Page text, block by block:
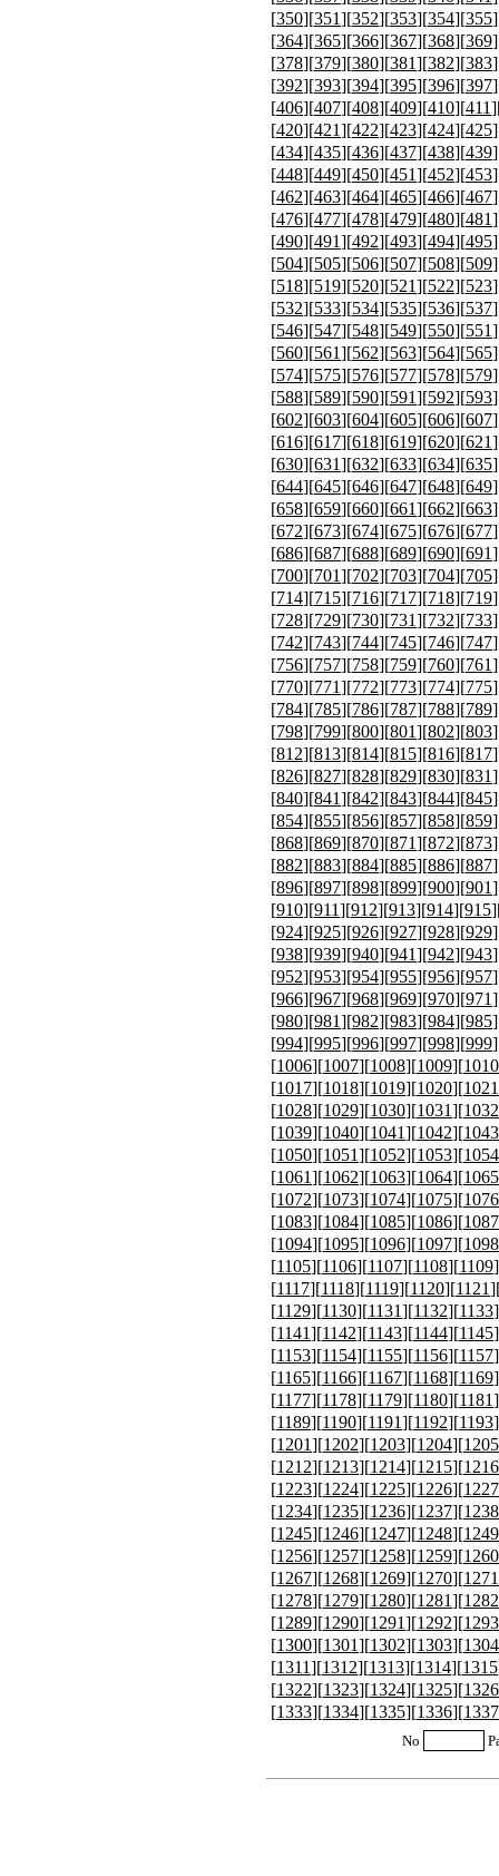
[350][351][352][353][354][355
[364][365][366][367][368][369
[378][379][380][381][382][383
[392][393][394][395][396][397
[406][407][408][409][410][411
[420][421][422][423][424][425
[434][435][436][437][438][439
[448][449][450][451][452][453
[462][463][464][465][466][467
[476][477][478][479][480][481
[490][491][492][493][494][495
[504][505][506][507][508][509
[518][519][520][521][522][523
[532][533][534][535][536][537
[546][547][548][549][550][551
[560][561][562][563][564][565
[574][575][576][577][578][579
[588][589][590][591][592][593
[602][603][604][605][606][607
[616][617][618][619][620][621
[630][631][632][633][634][635
[644][645][646][647][648][649
[658][659][660][661][662][663
[672][673][674][675][676][677
[686][687][688][689][690][691
[700][701][702][703][704][705
[714][715][716][717][718][719
[728][729][730][731][732][733
[742][743][744][745][746][747
[756][757][758][759][760][761
[770][771][772][773][774][775
[784][785][786][787][788][789
[798][799][800][801][802][803
[812][813][814][815][816][817
[826][827][828][829][830][831
[840][841][842][843][844][845
[854][855][856][857][858][859
[868][869][870][871][872][873
[882][883][884][885][886][887
[896][897][898][899][900][901
[910][911][912][913][914][915
[924][925][926][927][928][929
[938][939][940][941][942][943
[952][953][954][955][956][957
[966][967][968][969][970][971
[980][981][982][983][984][985
[994][995][996][997][998][999
[1006][1007][1008][1009][1010
[1017][1018][1019][1020][1021
[1028][1029][1030][1031][1032
[1039][1040][1041][1042][1043
[1050][1051][1052][1053][1054
[1061][1062][1063][1064][1065
[1072][1073][1074][1075][1076
[1083][1084][1085][1086][1087
[1094][1095][1096][1097][1098
[1105][1106][1107][1108][1109
[1117][1118][1119][1120][1121
[1129][1130][1131][1132][1133
[1141][1142][1143][1144][1145
[1153][1154][1155][1156][1157
[1165][1166][1167][1168][1169
[1177][1178][1179][1180][1181
[1189][1190][1191][1192][1193
[1201][1202][1203][1204][1205
[1212][1213][1214][1215][1216
[1223][1224][1225][1226][1227
[1234][1235][1236][1237][1238
[1245][1246][1247][1248][1249
[1256][1257][1258][1259][1260
[1267][1268][1269][1270][1271
[1278][1279][1280][1281][1282
[1289][1290][1291][1292][1293
[1300][1301][1302][1303][1304
[1311][1312][1313][1314][1315
[1322][1323][1324][1325][1326
[1333][1334][1335][1336][1337
No